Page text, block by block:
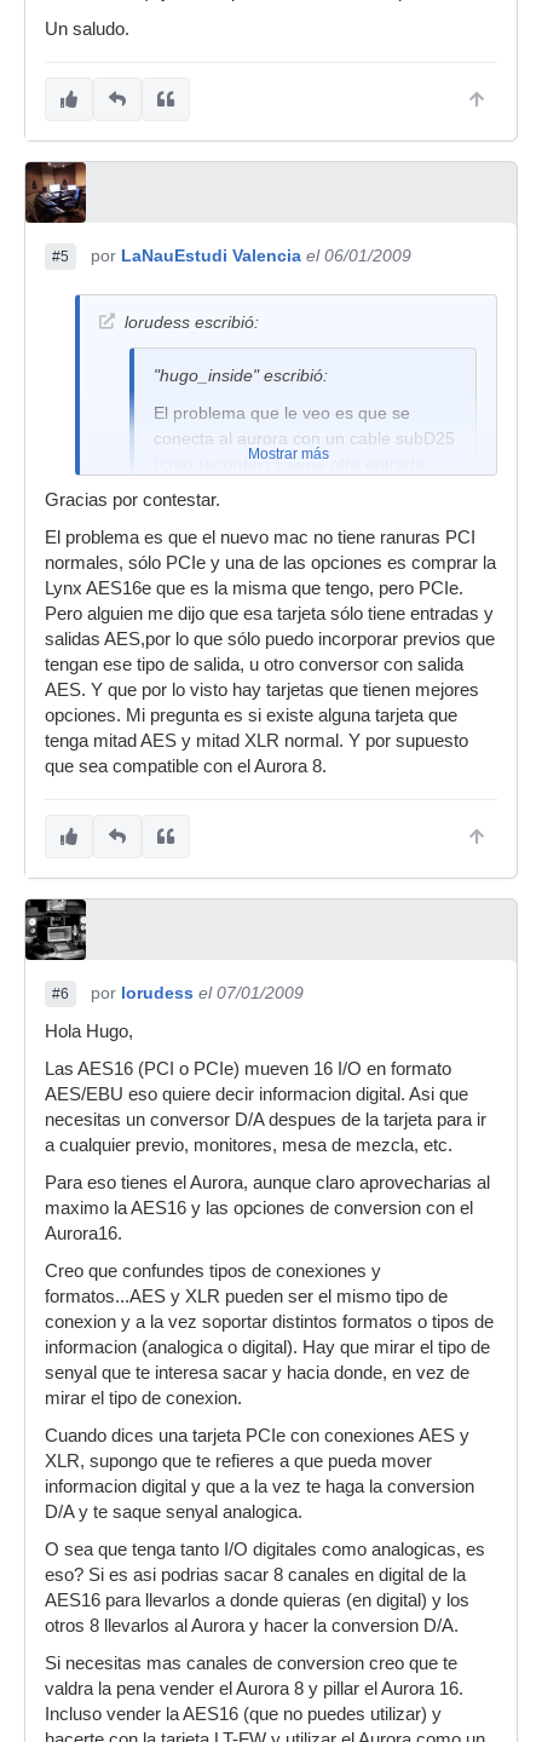
Un saludo.
#5 por LaNauEstudi Valencia el 06/01/2009
lorudess escribió:
"hugo_inside" escribió:
El problema que le veo es que se
conecta al aurora con un cable subD25
(creo recordar) y tiene otra entrada
Aquí no sé a que tarjeta te estás refiriendo...no
me ha quedado muy claro tu último párrafo.
Por que no vendes la AES 16 y te compras una
AES16e, con eso y una mangueras D25 a XLR
(en función de las necesidades), yo creo que
solucionarías tus problemas.
Mostrar más
Gracias por contestar.
El problema es que el nuevo mac no tiene ranuras PCI
normales, sólo PCIe y una de las opciones es comprar la
Lynx AES16e que es la misma que tengo, pero PCIe.
Pero alguien me dijo que esa tarjeta sólo tiene entradas y
salidas AES,por lo que sólo puedo incorporar previos que
tengan ese tipo de salida, u otro conversor con salida
AES. Y que por lo visto hay tarjetas que tienen mejores
opciones. Mi pregunta es si existe alguna tarjeta que
tenga mitad AES y mitad XLR normal. Y por supuesto
que sea compatible con el Aurora 8.
#6 por lorudess el 07/01/2009
Hola Hugo,
Las AES16 (PCI o PCIe) mueven 16 I/O en formato
AES/EBU eso quiere decir informacion digital. Asi que
necesitas un conversor D/A despues de la tarjeta para ir
a cualquier previo, monitores, mesa de mezcla, etc.
Para eso tienes el Aurora, aunque claro aprovecharias al
maximo la AES16 y las opciones de conversion con el
Aurora16.
Creo que confundes tipos de conexiones y
formatos...AES y XLR pueden ser el mismo tipo de
conexion y a la vez soportar distintos formatos o tipos de
informacion (analogica o digital). Hay que mirar el tipo de
senyal que te interesa sacar y hacia donde, en vez de
mirar el tipo de conexion.
Cuando dices una tarjeta PCIe con conexiones AES y
XLR, supongo que te refieres a que pueda mover
informacion digital y que a la vez te haga la conversion
D/A y te saque senyal analogica.
O sea que tenga tanto I/O digitales como analogicas, es
eso? Si es asi podrias sacar 8 canales en digital de la
AES16 para llevarlos a donde quieras (en digital) y los
otros 8 llevarlos al Aurora y hacer la conversion D/A.
Si necesitas mas canales de conversion creo que te
valdra la pena vender el Aurora 8 y pillar el Aurora 16.
Incluso vender la AES16 (que no puedes utilizar) y